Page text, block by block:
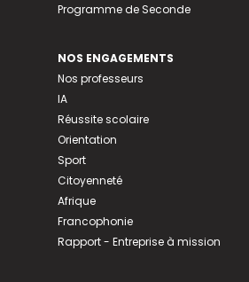
Programme de Seconde
NOS ENGAGEMENTS
Nos professeurs
IA
Réussite scolaire
Orientation
Sport
Citoyenneté
Afrique
Francophonie
Rapport - Entreprise à mission